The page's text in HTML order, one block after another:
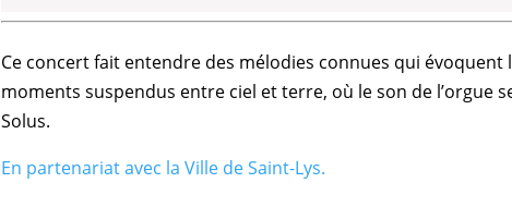
Ce concert fait entendre des mélodies connues qui évoquent
moments suspendus entre ciel et terre, où le son de l’orgue
Solus.
En partenariat avec la Ville de Saint-Lys.